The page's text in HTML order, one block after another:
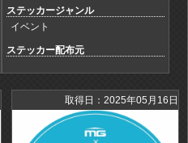
ステッカージャンル
イベント
ステッカー配布元
取得日：2025年05月16日